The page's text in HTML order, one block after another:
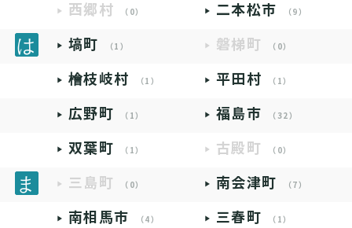
西郷村 （0） 二本松市 （9）
塙町 （1） 磐梯町 （0）
檜枝岐村 （1） 平田村 （1）
広野町 （1） 福島市 （32）
双葉町 （1） 古殿町 （0）
三島町 （0） 南会津町 （7）
南相馬市 （4） 三春町 （1）